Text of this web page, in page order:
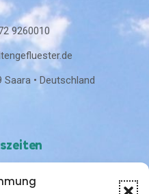
9260010
Saara • Deutschland